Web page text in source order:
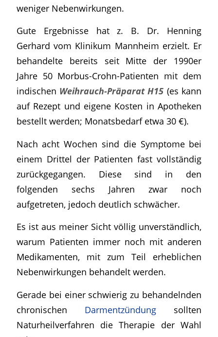
weniger Nebenwirkungen.
Gute Ergebnisse hat z. B. Dr. Henning
Gerhard vom Klinikum Mannheim erzielt. Er
behandelte bereits seit Mitte der 1990er
Jahre 50 Morbus-Crohn-Patienten mit dem
indischen Weihrauch-Präparat H15 (es kann
auf Rezept und eigene Kosten in Apotheken
bestellt werden; Monatsbedarf etwa 30 €).
Nach acht Wochen sind die Symptome bei
einem Drittel der Patienten fast vollständig
zurückgegangen. Diese sind in den
folgenden sechs Jahren zwar noch
aufgetreten, jedoch deutlich schwächer.
Es ist aus meiner Sicht völlig unverständlich,
warum Patienten immer noch mit anderen
Medikamenten, mit zum Teil erheblichen
Nebenwirkungen behandelt werden.
Gerade bei einer schwierig zu behandelnden
chronischen Darmentzündung sollten
Naturheilverfahren die Therapie der Wahl